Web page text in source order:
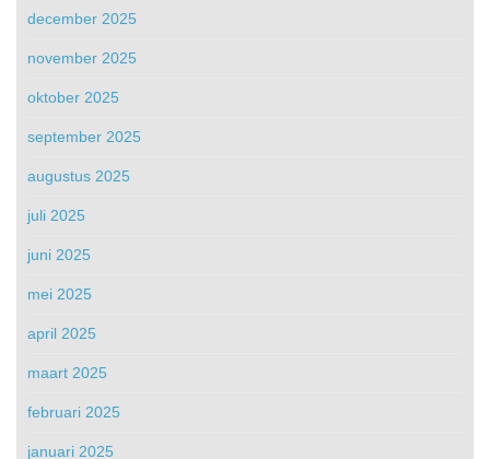
december 2025
november 2025
oktober 2025
september 2025
augustus 2025
juli 2025
juni 2025
mei 2025
april 2025
maart 2025
februari 2025
januari 2025